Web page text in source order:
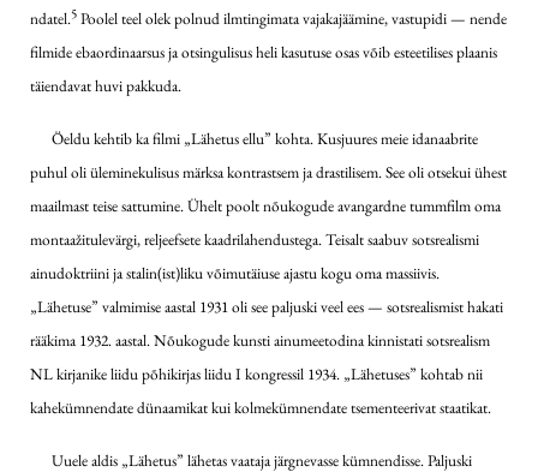
ndatel.5 Poolel teel olek polnud ilmtingimata vajakajäämine, vastupidi — nende
filmide ebaordinaarsus ja otsingulisus heli kasutuse osas võib esteetilises plaanis
täiendavat huvi pakkuda.
Öeldu kehtib ka filmi „Lähetus ellu” kohta. Kusjuures meie idanaabrite
puhul oli üleminekulisus märksa kontrastsem ja drastilisem. See oli otsekui ühest
maailmast teise sattumine. Ühelt poolt nõukogude avangardne tummfilm oma
montaažitulevärgi, reljeefsete kaadrilahendustega. Teisalt saabuv sotsrealismi
ainudoktriini ja stalin(ist)liku võimutäiuse ajastu kogu oma massiivis.
„Lähetuse” valmimise aastal 1931 oli see paljuski veel ees — sotsrealismist hakati
rääkima 1932. aastal. Nõukogude kunsti ainumeetodina kinnistati sotsrealism
NL kirjanike liidu põhikirjas liidu I kongressil 1934. „Lähetuses” kohtab nii
kahekümnendate dünaamikat kui kolmekümnendate tsementeerivat staatikat.
Uuele aldis „Lähetus” lähetas vaataja järgnevasse kümnendisse. Paljuski